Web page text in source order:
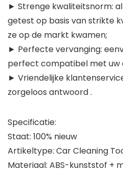
► Strenge kwaliteitsnorm:
getest op basis van strikte
ze op de markt kwamen;
► Perfecte vervanging:
perfect compatibel met uw
► Vriendelijke
zorgeloos antwoord .
Specificatie:
Staat: 100% nieuw
Artikeltype: Car Cleaning
Materiaal: ABS-kunststof +